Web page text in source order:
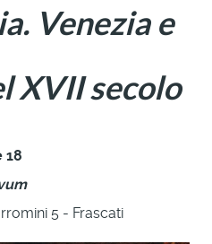
Venezia e
XVII secolo
18
5 - Frascati